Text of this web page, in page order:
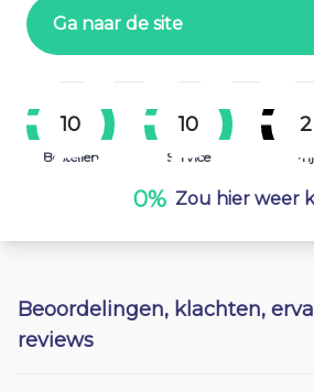
Ga naar de site
10
Bestellen
10
Service
2
0% Zou hier weer
Beoordelingen, klachten,
reviews